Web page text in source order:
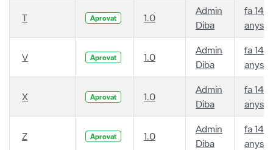
T Aprovat 1.0
Admin
Diba
fa 14
anys
V Aprovat 1.0
Admin
Diba
fa 14
anys
X Aprovat 1.0
Admin
Diba
fa 14
anys
Z Aprovat 1.0
Admin
Diba
fa 14
anys